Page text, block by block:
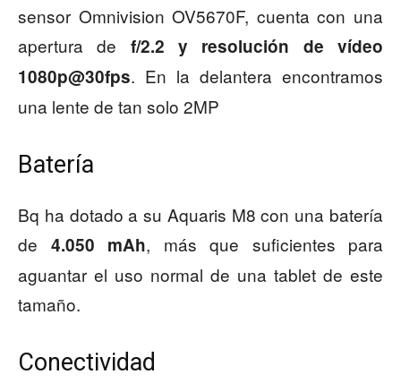
sensor Omnivision OV5670F, cuenta con una
apertura de f/2.2 y resolución de vídeo
1080p@30fps. En la delantera encontramos
una lente de tan solo 2MP
Batería
Bq ha dotado a su Aquaris M8 con una batería
de 4.050 mAh, más que suficientes para
aguantar el uso normal de una tablet de este
tamaño.
Conectividad